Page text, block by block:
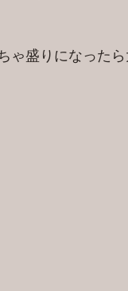
ゃ盛りになった